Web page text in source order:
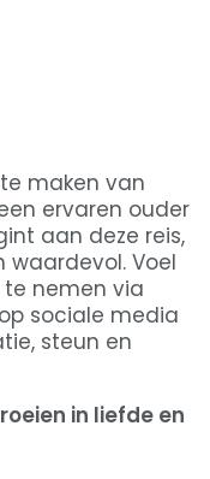
maken van
ervaren ouder
aan deze reis,
waardevol. Voel
nemen via
sociale media
steun en
in liefde en